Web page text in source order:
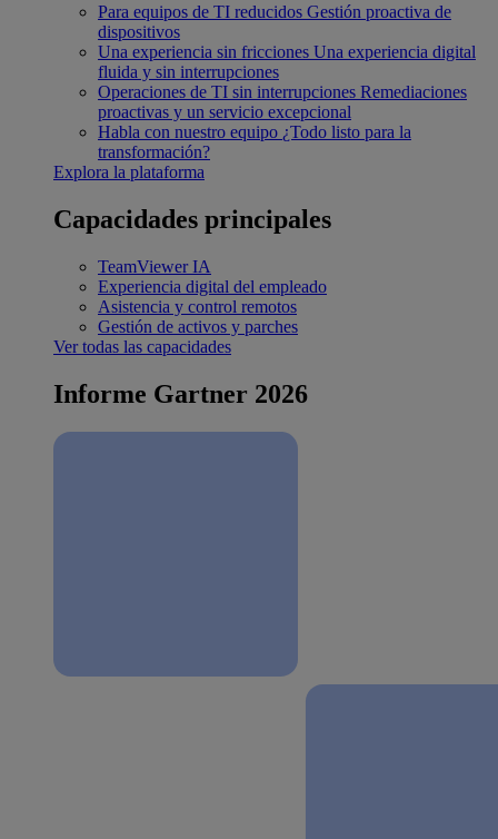
Para equipos de TI reducidos Gestión proactiva de
dispositivos
Una experiencia sin fricciones Una experiencia digital
fluida y sin interrupciones
Operaciones de TI sin interrupciones Remediaciones
proactivas y un servicio excepcional
Habla con nuestro equipo ¿Todo listo para la
transformación?
Explora la plataforma
Capacidades principales
TeamViewer IA
Experiencia digital del empleado
Asistencia y control remotos
Gestión de activos y parches
Ver todas las capacidades
Informe Gartner 2026